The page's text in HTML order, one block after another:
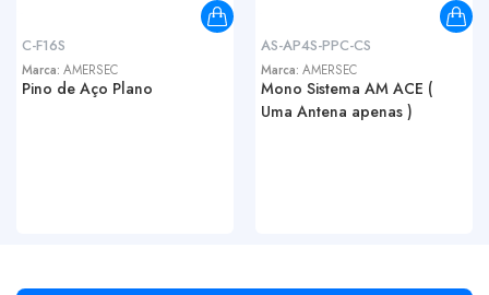
C-F16S
Marca: AMERSEC
Pino de Aço Plano
AS-AP4S-PPC-CS
Marca: AMERSEC
Mono Sistema AM ACE (
Uma Antena apenas )